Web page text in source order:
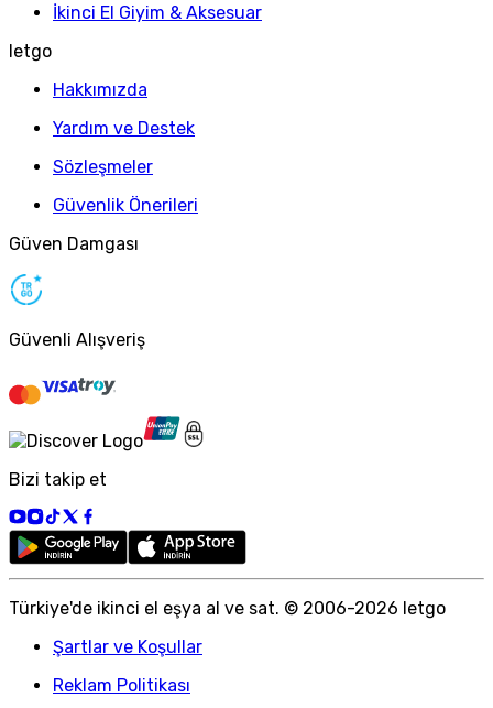
İkinci El Giyim & Aksesuar
letgo
Hakkımızda
Yardım ve Destek
Sözleşmeler
Güvenlik Önerileri
Güven Damgası
Güvenli Alışveriş
Bizi takip et
Türkiye'de ikinci el eşya al ve sat. © 2006-2026 letgo
Şartlar ve Koşullar
Reklam Politikası